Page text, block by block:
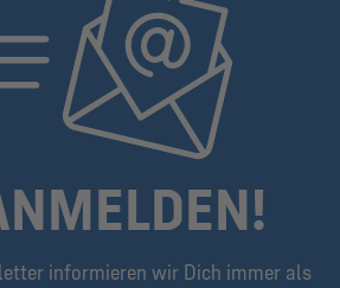
informieren wir Dich immer als